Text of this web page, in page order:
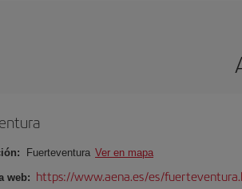
Fuerteventura Ver en mapa
web: https://www.aena.es/es/